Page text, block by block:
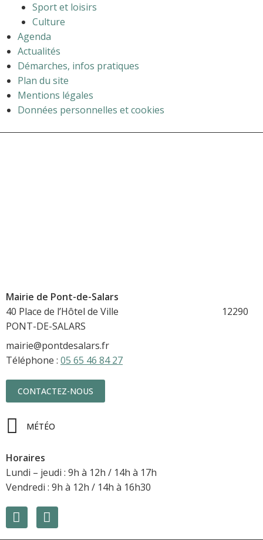
Sport et loisirs
Culture
Agenda
Actualités
Démarches, infos pratiques
Plan du site
Mentions légales
Données personnelles et cookies
Mairie de Pont-de-Salars
40 Place de l’Hôtel de Ville 12290
PONT-DE-SALARS
mairie@pontdesalars.fr
Téléphone : 05 65 46 84 27
CONTACTEZ-NOUS
MÉTÉO
Horaires
Lundi – jeudi : 9h à 12h / 14h à 17h
Vendredi : 9h à 12h / 14h à 16h30